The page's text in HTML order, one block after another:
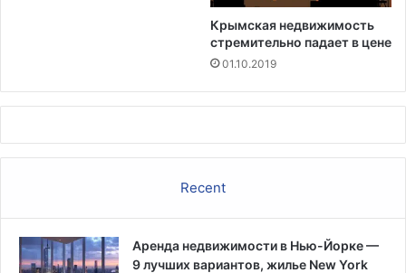
с
Крымская недвижимость
стремительно падает в цене
01.10.2019
Recent
Аренда недвижимости в Нью-Йорке —
9 лучших вариантов, жилье New York